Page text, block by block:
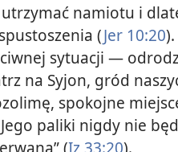
namiotu i
(Jer 10:20
sytuacji —
na Syjon, gród
spokojne
paliki nigdy nie
(Iz 33:20).